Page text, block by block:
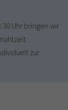
Uhr bringen wir
zur